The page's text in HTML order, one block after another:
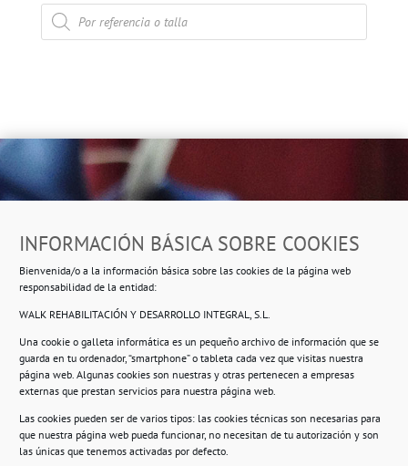
INFORMACIÓN BÁSICA SOBRE COOKIES
Bienvenida/o a la información básica sobre las cookies de la página web
responsabilidad de la entidad:
WALK REHABILITACIÓN Y DESARROLLO INTEGRAL, S.L.
Una cookie o galleta informática es un pequeño archivo de información que se
guarda en tu ordenador, “smartphone” o tableta cada vez que visitas nuestra
página web. Algunas cookies son nuestras y otras pertenecen a empresas
externas que prestan servicios para nuestra página web.
Las cookies pueden ser de varios tipos: las cookies técnicas son necesarias para
que nuestra página web pueda funcionar, no necesitan de tu autorización y son
las únicas que tenemos activadas por defecto.
Búsqueda
de
productos
Ropero Solidario de Usera
Beasáin 25-33posterior, local 3 – 28041 Madrid
Información
Compromiso con la protección de datos